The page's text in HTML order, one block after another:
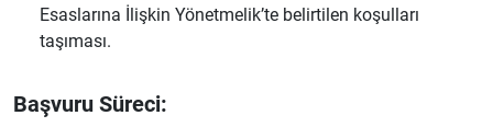
Esaslarına İlişkin Yönetmelik’te belirtilen koşulları
taşıması.
Başvuru Süreci: